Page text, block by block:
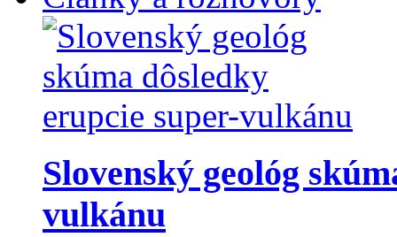
Slovenský geológ
vulkánu